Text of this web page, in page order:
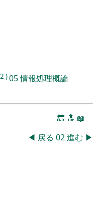
2 )05情報処理概論
🔚 🔝 📖
◀ 戻る 02進む ▶